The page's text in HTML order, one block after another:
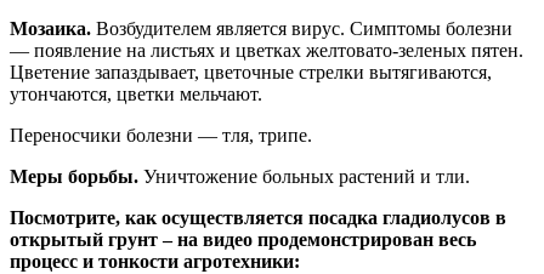
Мозаика. Возбудителем является вирус. Симптомы болезни
— появление на листьях и цветках желтовато-зеленых пятен.
Цветение запаздывает, цветочные стрелки вытягиваются,
утончаются, цветки мельчают.
Переносчики болезни — тля, трипе.
Меры борьбы. Уничтожение больных растений и тли.
Посмотрите, как осуществляется посадка гладиолусов в
открытый грунт – на видео продемонстрирован весь
процесс и тонкости агротехники: